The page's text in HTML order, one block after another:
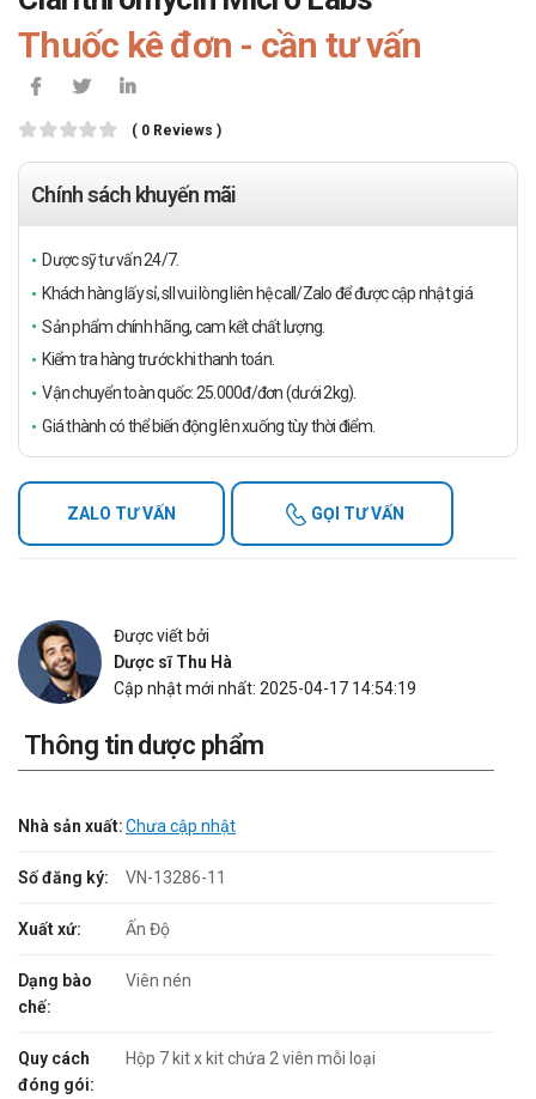
Thuốc kê đơn - cần tư vấn
( 0 Reviews )
Chính sách khuyến mãi
Dược sỹ tư vấn 24/7.
Khách hàng lấy sỉ, sll vui lòng liên hệ call/Zalo để được cập nhật giá
Sản phẩm chính hãng, cam kết chất lượng.
Kiểm tra hàng trước khi thanh toán.
Vận chuyển toàn quốc: 25.000đ/đơn (dưới 2kg).
Giá thành có thể biến động lên xuống tùy thời điểm.
ZALO TƯ VẤN GỌI TƯ VẤN
Được viết bởi
Dược sĩ Thu Hà
Cập nhật mới nhất: 2025-04-17 14:54:19
Thông tin dược phẩm
Nhà sản xuất:Chưa cập nhật
Số đăng ký: VN-13286-11
Xuất xứ: Ấn Độ
Dạng bào
chế:
Viên nén
Quy cách
đóng gói:
Hộp 7 kit x kit chứa 2 viên mỗi loại